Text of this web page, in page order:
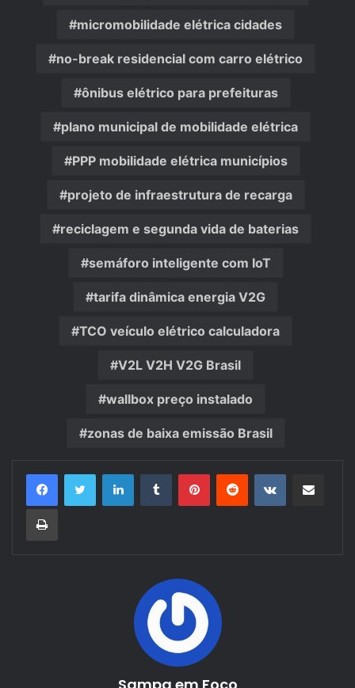
micromobilidade elétrica cidades
no-break residencial com carro elétrico
ônibus elétrico para prefeituras
plano municipal de mobilidade elétrica
PPP mobilidade elétrica municípios
projeto de infraestrutura de recarga
reciclagem e segunda vida de baterias
semáforo inteligente com IoT
tarifa dinâmica energia V2G
TCO veículo elétrico calculadora
V2L V2H V2G Brasil
wallbox preço instalado
zonas de baixa emissão Brasil
LinkedinTumblr PinterestReddit VK
Imprimir